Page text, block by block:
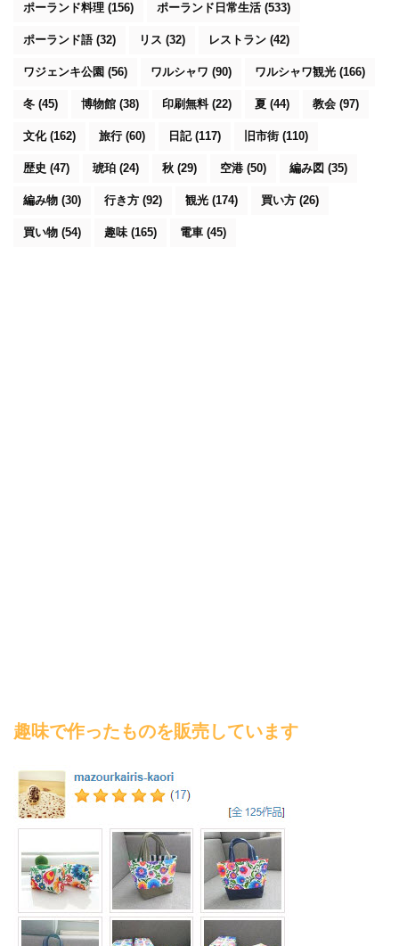
ポーランド料理 (156) ポーランド日常生活(533)
ポーランド語(32) リス (32) レストラン (42)
ワジェンキ公園 (56) ワルシャワ (90) ワルシャワ観光 (166)
冬 (45) 博物館 (38) 印刷無料(22) 夏 (44) 教会 (97)
文化(162) 旅行 (60) 日記(117) 旧市街 (110)
歴史 (47) 琥珀 (24) 秋 (29) 空港 (50) 編み図 (35)
編み物 (30) 行き方 (92) 観光 (174) 買い方 (26)
買い物 (54) 趣味 (165) 電車 (45)
趣味で作ったものを販売しています